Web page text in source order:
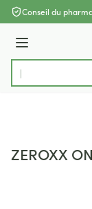
Aller au contenu
Conseil du
Menu
Rechercher
ZEROXX